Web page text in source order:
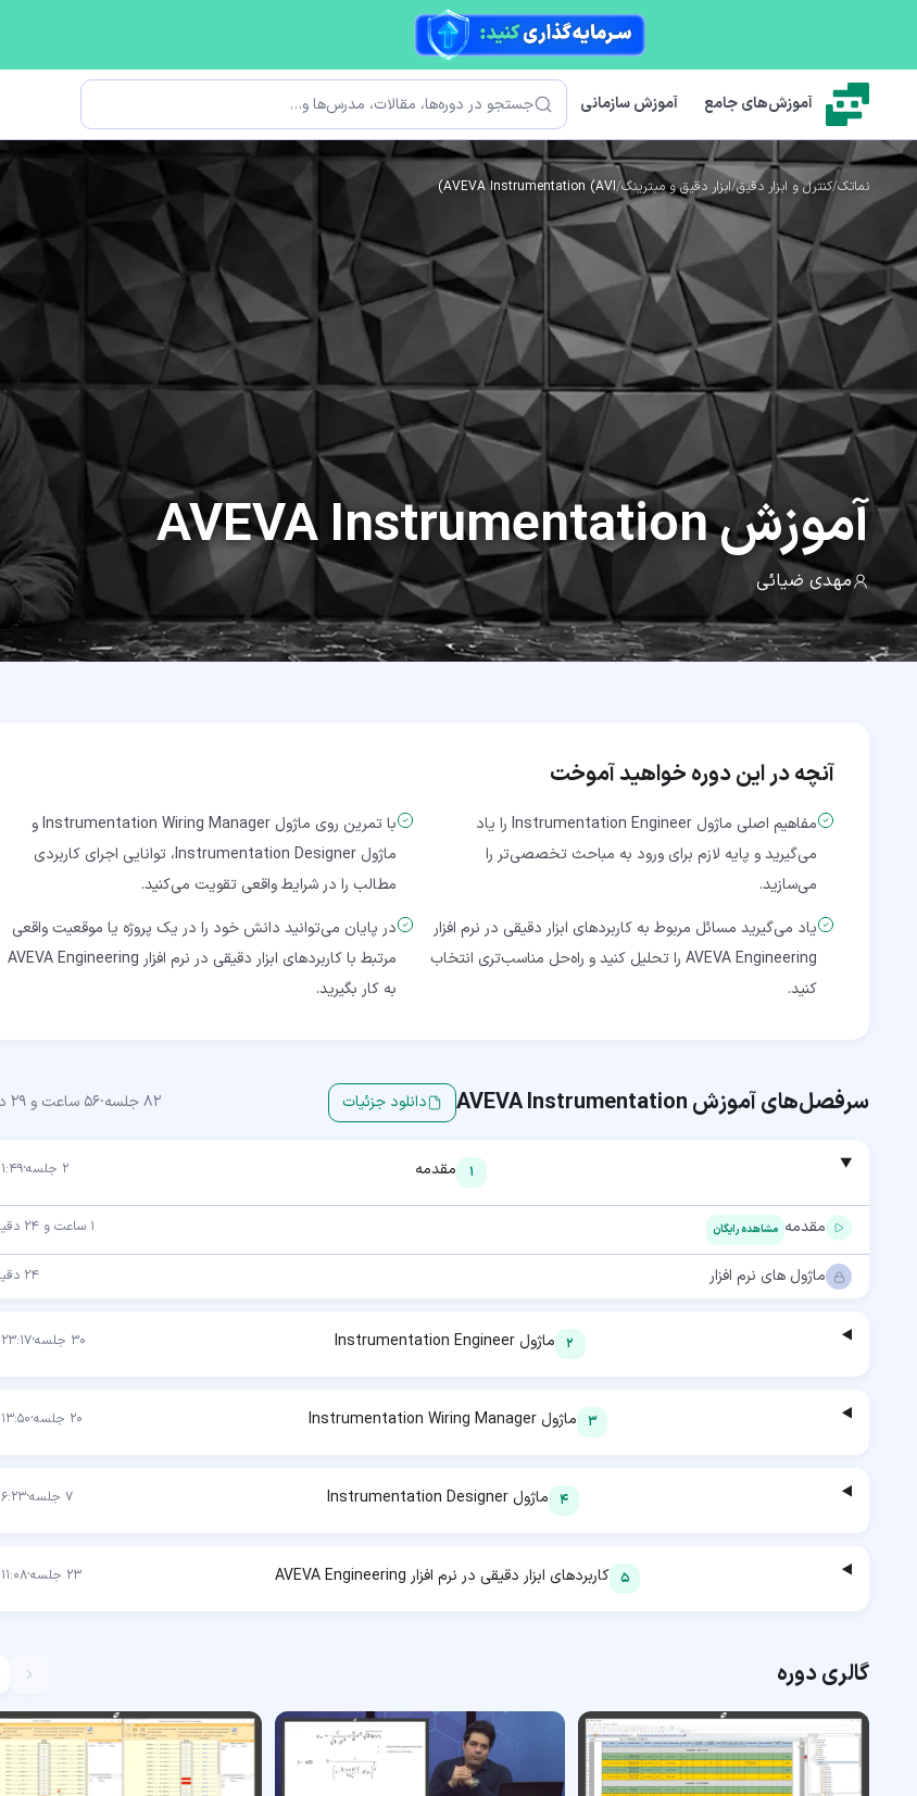
آموزش‌های جامع آموزش سازمانی جستجو
نماتک/کنترل و ابزار دقیق/ابزار دقیق و میترینگ/
AVEVA Instrumentation (AVI)
آموزشAVEVA Instrumentation
مهدی ضیائی
آنچه در این دوره خواهید آموخت
مفاهیم اصلی ماژول Instrumentation Engineer را یاد
می‌گیرید و پایه لازم برای ورود به مباحث تخصصی‌تر را
می‌سازید.
با تمرین روی ماژول Instrumentation Wiring Manager و
ماژول Instrumentation Designer، توانایی اجرای کاربردی
مطالب را در شرایط واقعی تقویت می‌کنید.
یاد می‌گیرید مسائل مربوط به کاربردهای ابزار دقیقی در نرم افزار
AVEVA Engineering را تحلیل کنید و راه‌حل مناسب‌تری انتخاب
کنید.
در پایان می‌توانید دانش خود را در یک پروژه یا موقعیت واقعی
مرتبط با کاربردهای ابزار دقیقی در نرم افزار AVEVA Engineering
به کار بگیرید.
سرفصل‌های آموزش AVEVA Instrumentation دانلود جزئیات 82جلسه·56 ساعت و 29 دقیقه
1 مقدمه 2 جلسه·
1:49
مقدمه مشاهده رایگان 1 ساعت و 24 دقیقه
ماژول های نرم افزار 24 دقیقه
2 ماژول Instrumentation Engineer 30 جلسه·
23:17
3 ماژول Instrumentation Wiring Manager 20 جلسه·
13:50
4 ماژول Instrumentation Designer 7جلسه·
6:23
5 کاربردهای ابزار دقیقی در نرم افزار AVEVA Engineering 23 جلسه·
11:08
گالری دوره